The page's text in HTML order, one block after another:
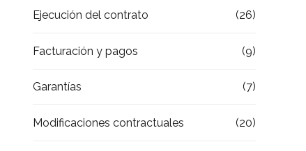
Ejecución del contrato (26)
Facturación y pagos (9)
Garantías (7)
Modificaciones contractuales (20)